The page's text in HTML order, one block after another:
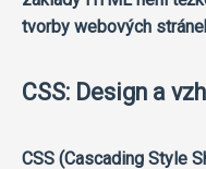
tvorby webových
CSS: Design a
CSS (Cascading Style